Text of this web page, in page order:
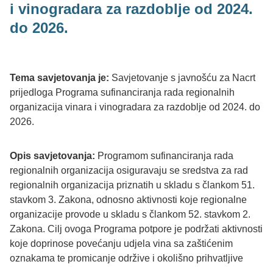
i vinogradara za razdoblje od 2024.
do 2026.
Tema savjetovanja je: Savjetovanje s javnošću za Nacrt
prijedloga Programa sufinanciranja rada regionalnih
organizacija vinara i vinogradara za razdoblje od 2024. do
2026.
Opis savjetovanja: Programom sufinanciranja rada
regionalnih organizacija osiguravaju se sredstva za rad
regionalnih organizacija priznatih u skladu s člankom 51.
stavkom 3. Zakona, odnosno aktivnosti koje regionalne
organizacije provode u skladu s člankom 52. stavkom 2.
Zakona. Cilj ovoga Programa potpore je podržati aktivnosti
koje doprinose povećanju udjela vina sa zaštićenim
oznakama te promicanje održive i okolišno prihvatljive